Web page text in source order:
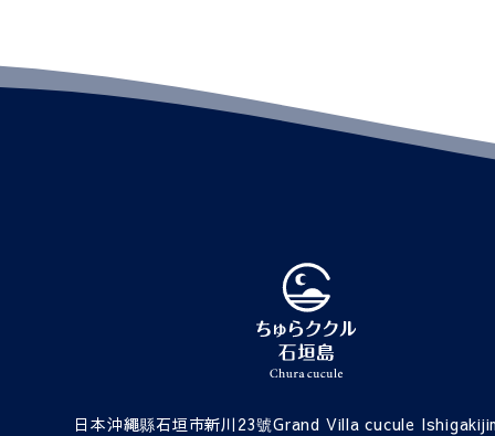
日本沖繩縣石垣市新川23號Grand Villa cucule